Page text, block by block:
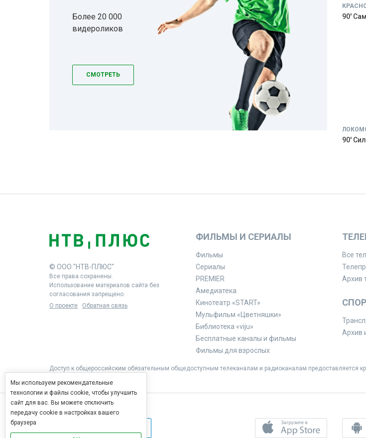
Более 20 000
видероликов
СМОТРЕТЬ
90'
90'
© ООО "НТВ-ПЛЮС"
Все права сохранены.
Использование материалов сайта без
согласования запрещено.
О проекте
Обратная связь
ФИЛЬМЫ И СЕРИАЛЫ
Фильмы
Сериалы
PREMIER
Амедиатека
Кинотеатр «START»
Мульфильм «Цветняшки»
Библиотека «viju»
Бесплатные каналы и фильмы
Фильмы для взрослых
Все
Архив
Архив
Доступ к общероссийским обязательным общедоступным телеканалам и радиоканалам предоставляется
Мы используем рекомендательные
технологии и файлы cookie, чтобы улучшить
сайт для вас. Вы можете отключить
передачу cookie в настройках вашего
браузера